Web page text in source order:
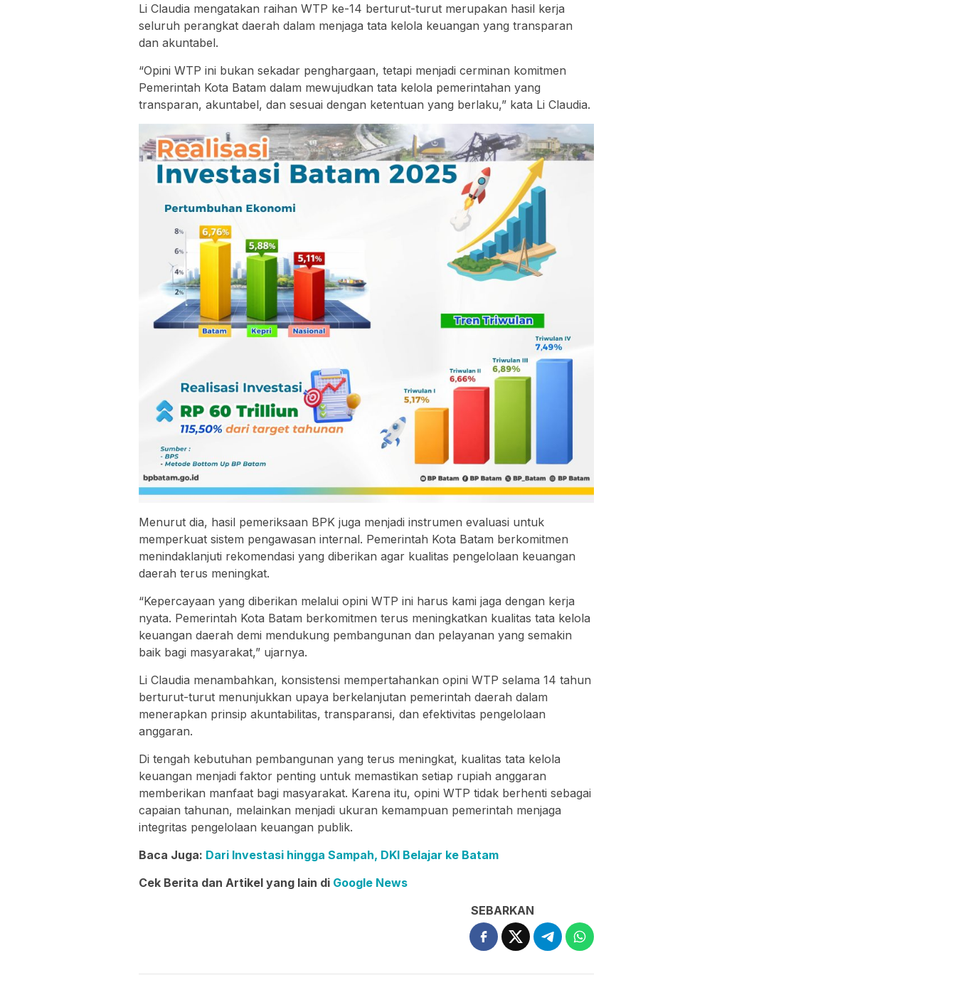
Li Claudia mengatakan raihan WTP ke-14 berturut-turut merupakan hasil kerja
seluruh perangkat daerah dalam menjaga tata kelola keuangan yang transparan
dan akuntabel.
“Opini WTP ini bukan sekadar penghargaan, tetapi menjadi cerminan komitmen
Pemerintah Kota Batam dalam mewujudkan tata kelola pemerintahan yang
transparan, akuntabel, dan sesuai dengan ketentuan yang berlaku,” kata Li Claudia.
Menurut dia, hasil pemeriksaan BPK juga menjadi instrumen evaluasi untuk
memperkuat sistem pengawasan internal. Pemerintah Kota Batam berkomitmen
menindaklanjuti rekomendasi yang diberikan agar kualitas pengelolaan keuangan
daerah terus meningkat.
“Kepercayaan yang diberikan melalui opini WTP ini harus kami jaga dengan kerja
nyata. Pemerintah Kota Batam berkomitmen terus meningkatkan kualitas tata kelola
keuangan daerah demi mendukung pembangunan dan pelayanan yang semakin
baik bagi masyarakat,” ujarnya.
Li Claudia menambahkan, konsistensi mempertahankan opini WTP selama 14 tahun
berturut-turut menunjukkan upaya berkelanjutan pemerintah daerah dalam
menerapkan prinsip akuntabilitas, transparansi, dan efektivitas pengelolaan
anggaran.
Di tengah kebutuhan pembangunan yang terus meningkat, kualitas tata kelola
keuangan menjadi faktor penting untuk memastikan setiap rupiah anggaran
memberikan manfaat bagi masyarakat. Karena itu, opini WTP tidak berhenti sebagai
capaian tahunan, melainkan menjadi ukuran kemampuan pemerintah menjaga
integritas pengelolaan keuangan publik.
Baca Juga: Dari Investasi hingga Sampah, DKI Belajar ke Batam
Cek Berita dan Artikel yang lain di Google News
SEBARKAN